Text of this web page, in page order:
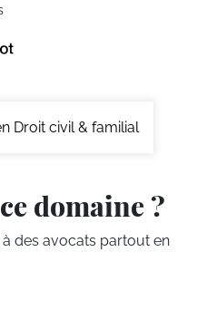
Droit civil & familial
domaine ?
à des avocats partout en